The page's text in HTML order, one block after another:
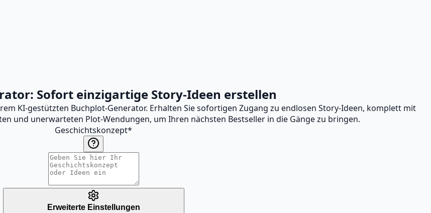
Sofort einzigartige Story-Ideen erstellen
KI-gestützten Buchplot-Generator. Erhalten Sie sofortigen Zugang zu endlosen Story-Ideen, komplett mit
und unerwarteten Plot-Wendungen, um Ihren nächsten Bestseller in die Gänge zu bringen.
Geschichtskonzept*
Erweiterte Einstellungen